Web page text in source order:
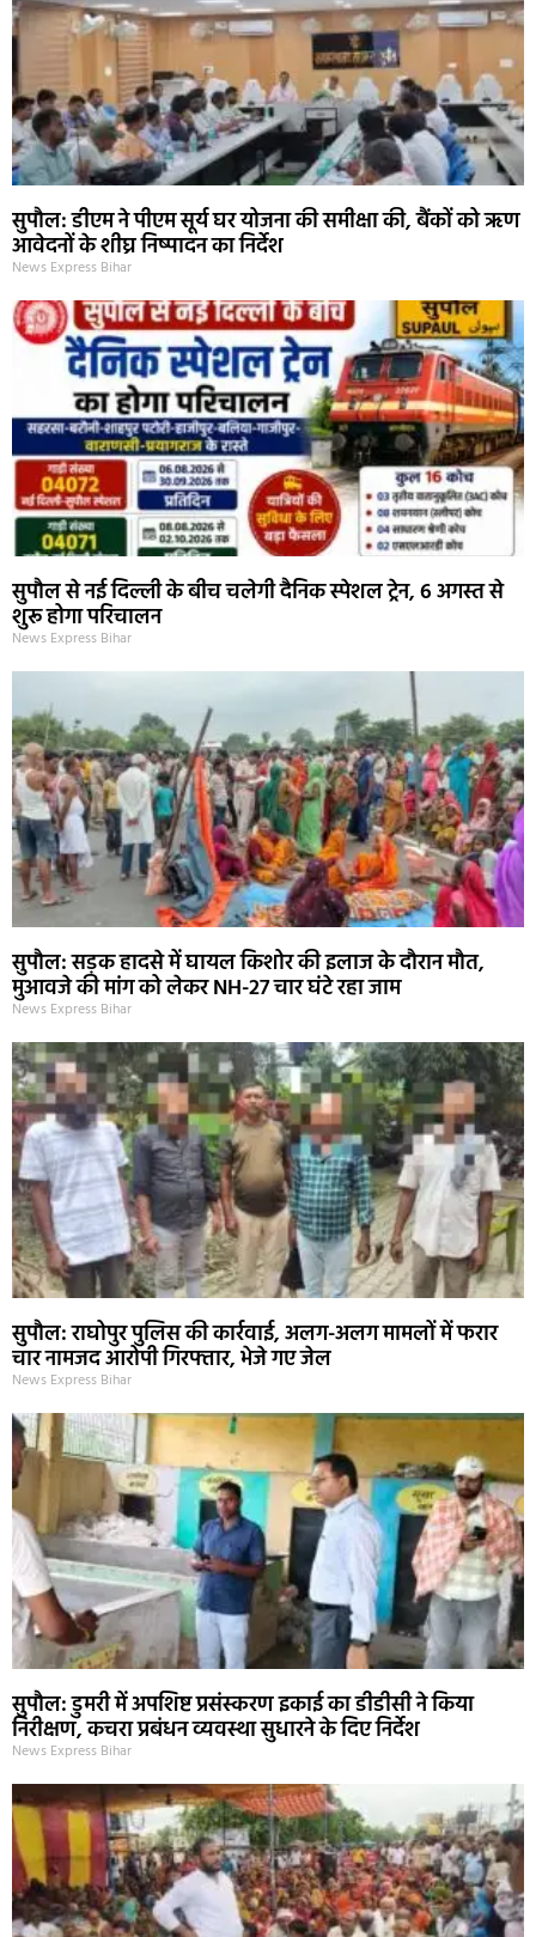
सुपौल: डीएम ने पीएम सूर्य घर योजना की समीक्षा की, बैंकों को ऋण
आवेदनों के शीघ्र निष्पादन का निर्देश
News Express Bihar
सुपौल से नई दिल्ली के बीच चलेगी दैनिक स्पेशल ट्रेन, 6 अगस्त से
शुरू होगा परिचालन
News Express Bihar
सुपौल: सड़क हादसे में घायल किशोर की इलाज के दौरान मौत,
मुआवजे की मांग को लेकर NH-27 चार घंटे रहा जाम
News Express Bihar
सुपौल: राघोपुर पुलिस की कार्रवाई, अलग-अलग मामलों में फरार
चार नामजद आरोपी गिरफ्तार, भेजे गए जेल
News Express Bihar
सुपौल: डुमरी में अपशिष्ट प्रसंस्करण इकाई का डीडीसी ने किया
निरीक्षण, कचरा प्रबंधन व्यवस्था सुधारने के दिए निर्देश
News Express Bihar